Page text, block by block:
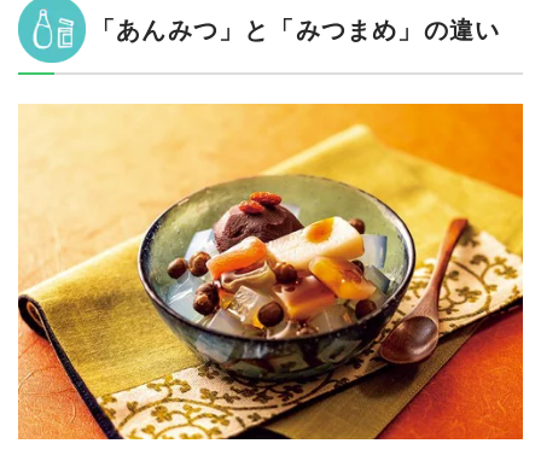
あんみつの売れ筋ランキングもチェック！
「あんみつ」と「みつまめ」の違い